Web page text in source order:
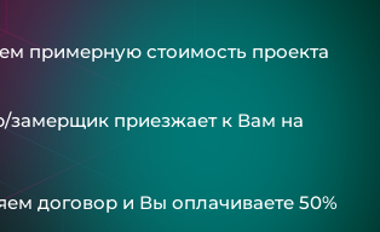
примерную стоимость проекта
замерщик приезжает к Вам на
договор и Вы оплачиваете 50%